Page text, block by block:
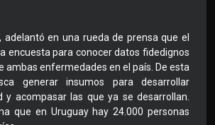
adelantó en una rueda de prensa que el
encuesta para conocer datos fidedignos
ambas enfermedades en el país. De esta
generar insumos para desarrollar
y acompasar las que ya se desarrollan.
que en Uruguay hay 24.000 personas